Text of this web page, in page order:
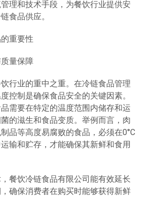
理和技术手段，为餐饮行业提供安
食品供应。
重要性
量保障
行业的重中之重。在冷链食品管理
控制是确保食品安全的关键因素。
需要在特定的温度范围内储存和运
的滋生和食品变质。举例而言，肉
品等高度易腐败的食品，必须在0°C
输和贮存，才能确保其新鲜和食用
餐饮冷链食品有限公司能有效延长
确保消费者在购买时能够获得新鲜